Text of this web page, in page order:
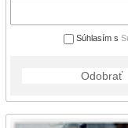
Súhlasím s
Odobrať